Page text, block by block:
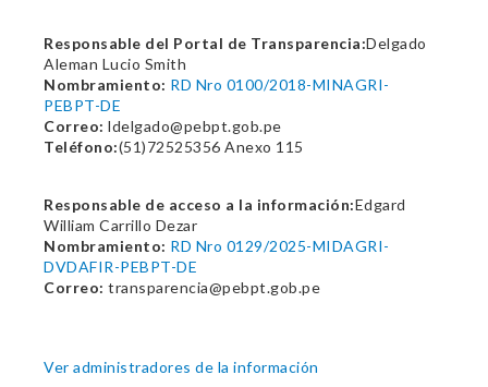
Responsable del Portal de Transparencia:Delgado
Aleman Lucio Smith
Nombramiento: RD Nro 0100/2018-MINAGRI-
PEBPT-DE
Correo: ldelgado@pebpt.gob.pe
Teléfono:(51)72525356 Anexo 115
Responsable de acceso a la información:Edgard
William Carrillo Dezar
Nombramiento: RD Nro 0129/2025-MIDAGRI-
DVDAFIR-PEBPT-DE
Correo: transparencia@pebpt.gob.pe
Ver administradores de la información